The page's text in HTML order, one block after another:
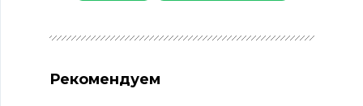
Рекомендуем